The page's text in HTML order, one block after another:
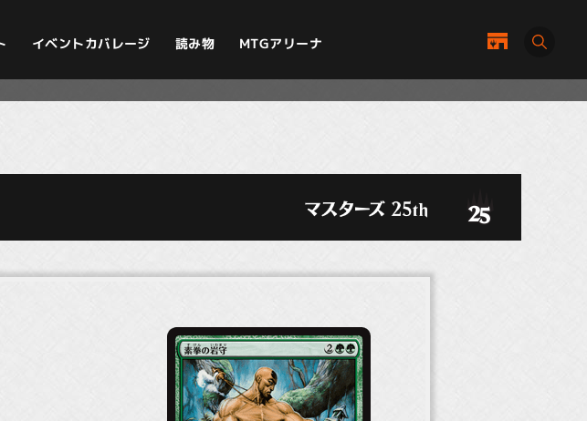
イベントカバレージ 読み物 MTGアリーナ